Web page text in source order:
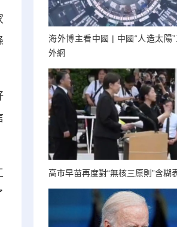
海外博主看中國 | 中國“人造太陽
外網
高市早苗再度對“無核三原則”含糊